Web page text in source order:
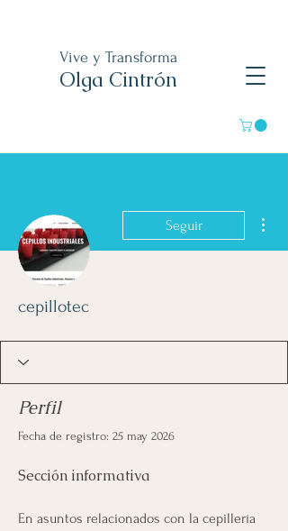
Vive y Transforma
Olga Cintrón
Seguir
cepillotec
Perfil
Fecha de registro: 25 may 2026
Sección informativa
En asuntos relacionados con la cepillería